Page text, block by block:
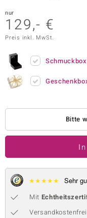
BY DE MELO
Collection
nur
129,- €
Preis inkl. MwSt.
Bitte
★★★★★ Sehr
Mit